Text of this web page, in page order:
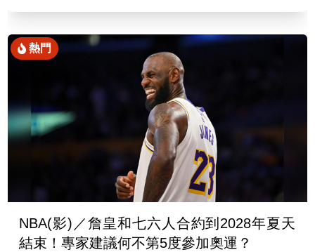
熱門
NBA(影)／詹皇和七六人合約到2028年夏天
結束！專家建議何不第5度參加奧運？